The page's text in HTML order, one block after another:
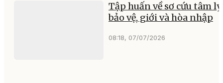
Tập huấn về sơ cứu tâm lý,
bảo vệ, giới và hòa nhập
08:18, 07/07/2026